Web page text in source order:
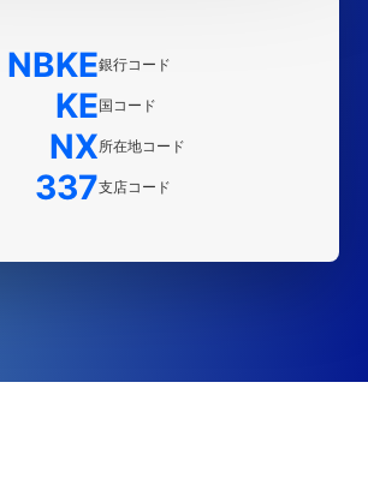
NBKE銀行コード
KE国コード
NX所在地コード
337支店コード